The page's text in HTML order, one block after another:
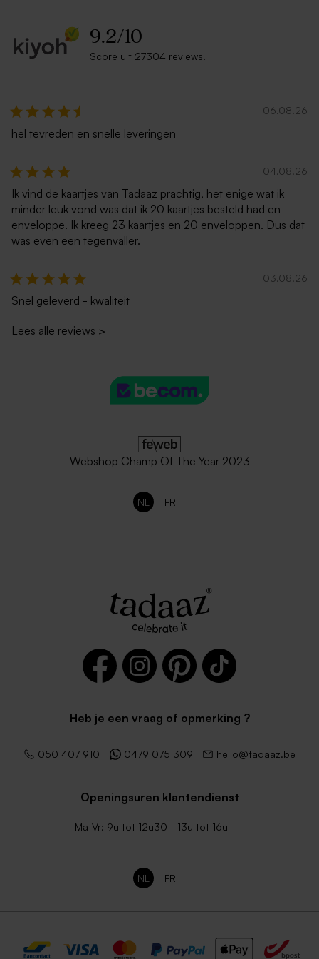
9.2/10
Score uit 27304 reviews.
06.08.26
hel tevreden en snelle leveringen
04.08.26
Ik vind de kaartjes van Tadaaz prachtig, het enige wat ik
minder leuk vond was dat ik 20 kaartjes besteld had en
enveloppe. Ik kreeg 23 kaartjes en 20 enveloppen. Dus dat
was even een tegenvaller.
03.08.26
Snel geleverd - kwaliteit
Lees alle reviews >
Webshop Champ Of The Year 2023
NL FR
Heb je een vraag of opmerking ?
050 407 910 0479 075 309 hello@tadaaz.be
Openingsuren klantendienst
Ma-Vr: 9u tot 12u30 - 13u tot 16u
NL FR